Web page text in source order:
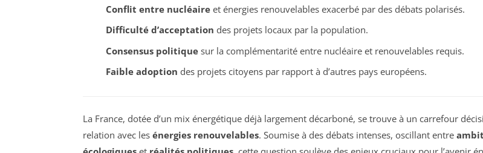
Conflit entre nucléaireet énergies renouvelables exacerbé par des débats polarisés.
Difficulté d’acceptation des projets locaux par la population.
Consensus politiquesur la complémentarité entre nucléaire et renouvelables requis.
Faible adoption des projets citoyens par rapport à d’autres pays européens.
La France, dotée d’un mix énergétique déjà largement décarboné, se trouve à un carrefour
relation avec les énergies renouvelables. Soumise à des débats intenses, oscillant entre